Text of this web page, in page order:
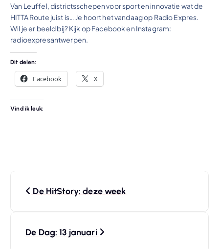
Van Leuffel, districtsschepen voor sport en innovatie wat de
HITTA Route juist is… Je hoort het vandaag op Radio Expres.
Wil je er beeld bij? Kijk op Facebook en Instagram:
radioexpresantwerpen.
Dit delen:
Facebook X
Vind ik leuk:
De HitStory: deze week
De Dag: 13 januari